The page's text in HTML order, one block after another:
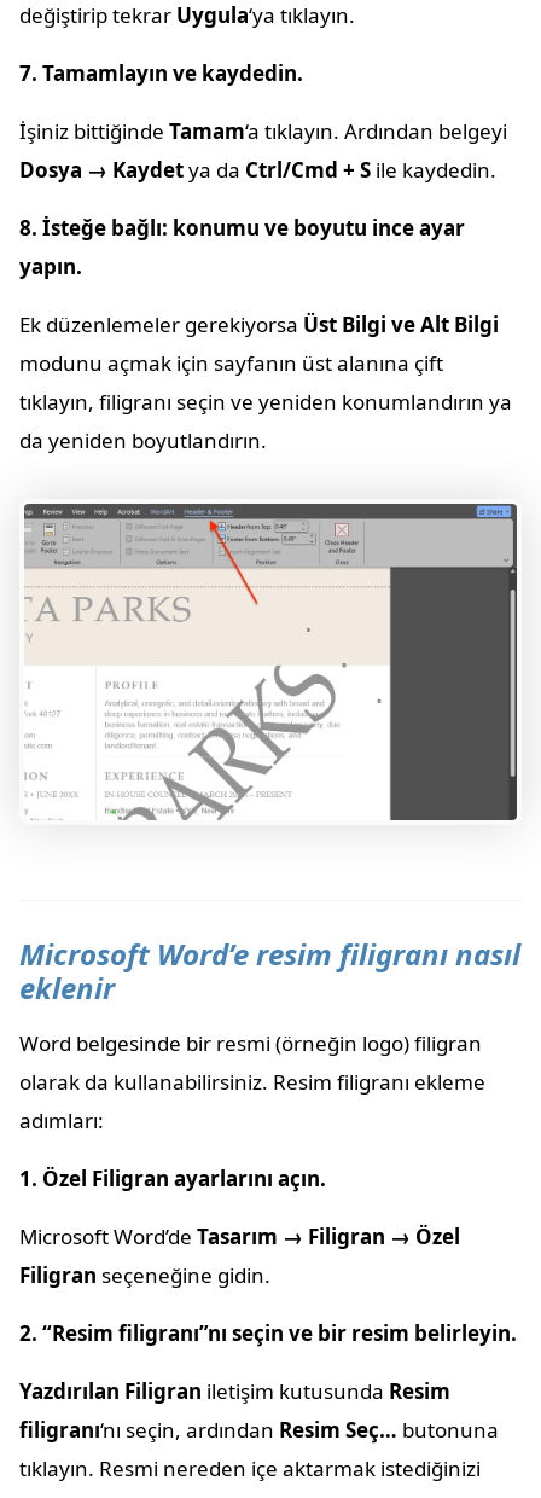
değiştirip tekrar Uygula‘ya tıklayın.
7. Tamamlayın ve kaydedin.
İşiniz bittiğinde Tamam‘a tıklayın. Ardından belgeyi
Dosya → Kaydetya da Ctrl/Cmd + S ile kaydedin.
8. İsteğe bağlı: konumu ve boyutu ince ayar
yapın.
Ek düzenlemeler gerekiyorsa Üst Bilgi ve Alt Bilgi
modunu açmak için sayfanın üst alanına çift
tıklayın, filigranı seçin ve yeniden konumlandırın ya
da yeniden boyutlandırın.
Microsoft Word’e resim filigranı nasıl
eklenir
Word belgesinde bir resmi (örneğin logo) filigran
olarak da kullanabilirsiniz. Resim filigranı ekleme
adımları:
1. Özel Filigran ayarlarını açın.
Microsoft Word’de Tasarım → Filigran → Özel
Filigran seçeneğine gidin.
2. “Resim filigranı”nı seçin ve bir resim belirleyin.
Yazdırılan Filigran iletişim kutusunda Resim
filigranı‘nı seçin, ardından Resim Seç… butonuna
tıklayın. Resmi nereden içe aktarmak istediğinizi